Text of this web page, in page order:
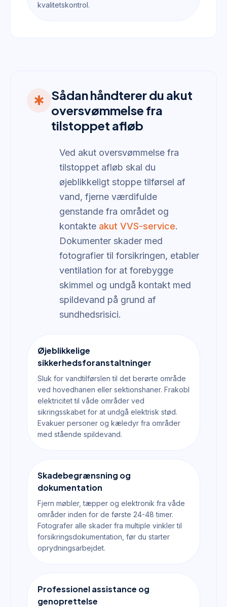
kvalitetskontrol.
emergency Sådan håndterer du akut
oversvømmelse fra
tilstoppet afløb
Ved akut oversvømmelse fra
tilstoppet afløb skal du
øjeblikkeligt stoppe tilførsel af
vand, fjerne værdifulde
genstande fra området og
kontakte akut VVS-service.
Dokumenter skader med
fotografier til forsikringen, etabler
ventilation for at forebygge
skimmel og undgå kontakt med
spildevand på grund af
sundhedsrisici.
Øjeblikkelige
sikkerhedsforanstaltninger
Sluk for vandtilførslen til det berørte område
ved hovedhanen eller sektionshaner. Frakobl
elektricitet til våde områder ved
sikringsskabet for at undgå elektrisk stød.
Evakuer personer og kæledyr fra områder
med stående spildevand.
Skadebegrænsning og
dokumentation
Fjern møbler, tæpper og elektronik fra våde
områder inden for de første 24-48 timer.
Fotografer alle skader fra multiple vinkler til
forsikringsdokumentation, før du starter
oprydningsarbejdet.
Professionel assistance og
genoprettelse